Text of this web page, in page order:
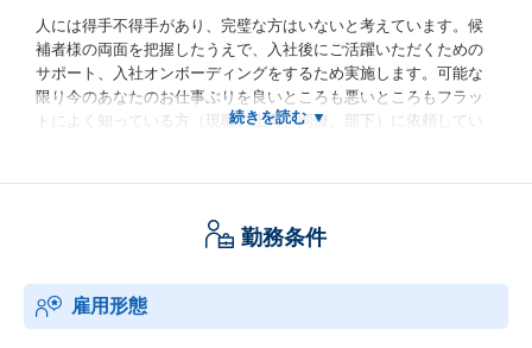
人には得手不得手があり、完璧な方はいないと考えています。候
補者様の両面を把握したうえで、入社後にご活躍いただくための
サポート、入社オンボーディングをするため実施します。可能な
限り今のあなたのお仕事ぶりを良いところも悪いところもフラッ
トによく知っている方（現職の上司、同僚、部下）に依頼してい
と」、「入社後に最大限ご活躍いただくこと」がゴールだと考え
ているため、この採用ポリシーをご理解いただけますようお願い
勤務条件
雇用形態